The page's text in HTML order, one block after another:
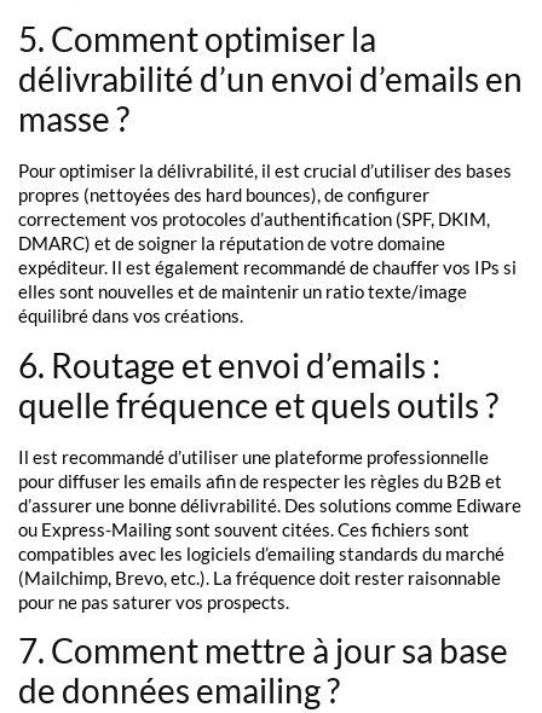
5. Comment optimiser la
délivrabilité d’un envoi d’emails en
masse ?
Pour optimiser la délivrabilité, il est crucial d’utiliser des bases
propres (nettoyées des hard bounces), de configurer
correctement vos protocoles d’authentification (SPF, DKIM,
DMARC) et de soigner la réputation de votre domaine
expéditeur. Il est également recommandé de chauffer vos IPs si
elles sont nouvelles et de maintenir un ratio texte/image
équilibré dans vos créations.
6. Routage et envoi d’emails :
quelle fréquence et quels outils ?
Il est recommandé d’utiliser une plateforme professionnelle
pour diffuser les emails afin de respecter les règles du B2B et
d’assurer une bonne délivrabilité. Des solutions comme Ediware
ou Express-Mailing sont souvent citées. Ces fichiers sont
compatibles avec les logiciels d’emailing standards du marché
(Mailchimp, Brevo, etc.). La fréquence doit rester raisonnable
pour ne pas saturer vos prospects.
7. Comment mettre à jour sa base
de données emailing ?